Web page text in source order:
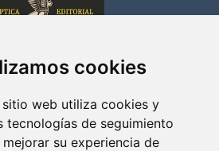
cookies
sitio web utiliza cookies y
tecnologías de seguimiento
mejorar su experiencia de
WINNICK: LA ACTRIZ MAS GUAPA DE